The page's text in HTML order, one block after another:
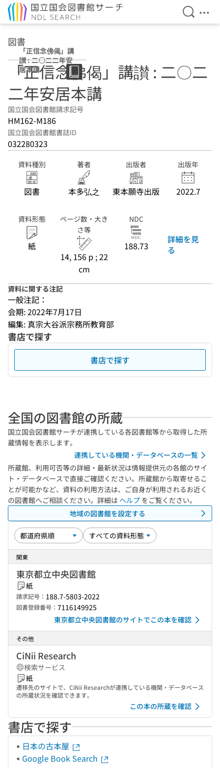
検索を
メ
図書
「正信念佛偈」講
讃 : 二〇二二年安
居本講
「正信念佛偈」講讃 : 二〇二
二年安居本講
国立国会図書館請求記号
HM162-M186
国立国会図書館書誌ID
032280323
資料種別
図書
著者
本多弘之
出版者
東本願寺出版
出版年
2022.7
資料形態
紙
ページ数・大き
さ等
14, 156 p ; 22
cm
NDC
188.73
詳細を見
る
資料に関する注記
一般注記：
会期: 2022年7月17日
編集: 真宗大谷派宗務所教育部
書店で探す
書店で探す
全国の図書館の所蔵
国立国会図書館サーチが連携している各図書館等から取得した所
蔵情報を表示します。
連携している機関・データベースの一覧
所蔵館、利用可否等の詳細・最新状況は情報提供元の各館のサイ
ト・データベースで直接ご確認ください。所蔵館から取寄せるこ
とが可能かなど、資料の利用方法は、ご自身が利用されるお近く
の図書館へご相談ください。詳細は ヘルプ をご覧ください。
地域の図書館を設定する
関東
東京都立中央図書館
紙
請求記号： 188.7-5803-2022
図書登録番号： 7116149925
東京都立中央図書館のサイトでこの本を確認
その他
CiNii Research
検索サービス
紙
遷移先のサイトで、CiNii Researchが連携している機関・データベース
の所蔵状況を確認できます。
この本の所蔵を確認
書店で探す
日本の古本屋
Google Book Search